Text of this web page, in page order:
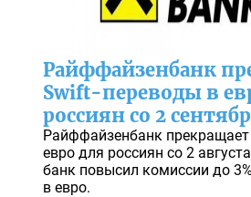
Райффайзенбанк
Swift-переводы в
россиян со 2
Райффайзенбанк
евро для россиян со 2
банк повысил комиссии до
в евро.